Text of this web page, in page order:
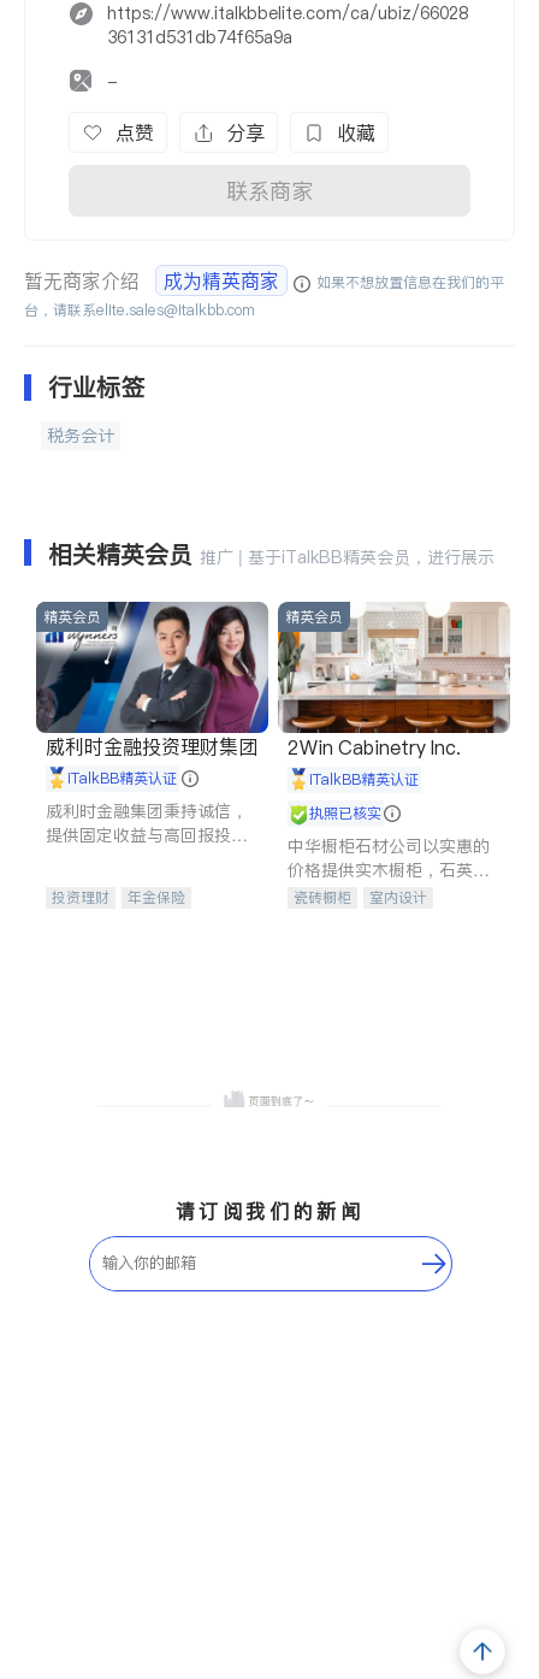
https://www.italkbbelite.com/ca/ubiz/66028
36131d531db74f65a9a
-
点赞 分享 收藏
联系商家
暂无商家介绍 成为精英商家
如果不想放置信息在我们的平
台，请联系elite.sales@italkbb.com
行业标签
税务会计
相关精英会员 推广 | 基于iTalkBB精英会员，进行展示
精英会员
威利时金融投资理财集团
iTalkBB精英认证
威利时金融集团秉持诚信，
提供固定收益与高回报投资
合，助力客户实现目标
投资理财
年金保险
精英会员
2Win Cabinetry Inc.
iTalkBB精英认证
执照已核实
中华橱柜石材公司以实惠的
价格提供实木橱柜，石英石
台面，多种优质不锈钢水
瓷砖橱柜
室内设计
请订阅我们的新闻